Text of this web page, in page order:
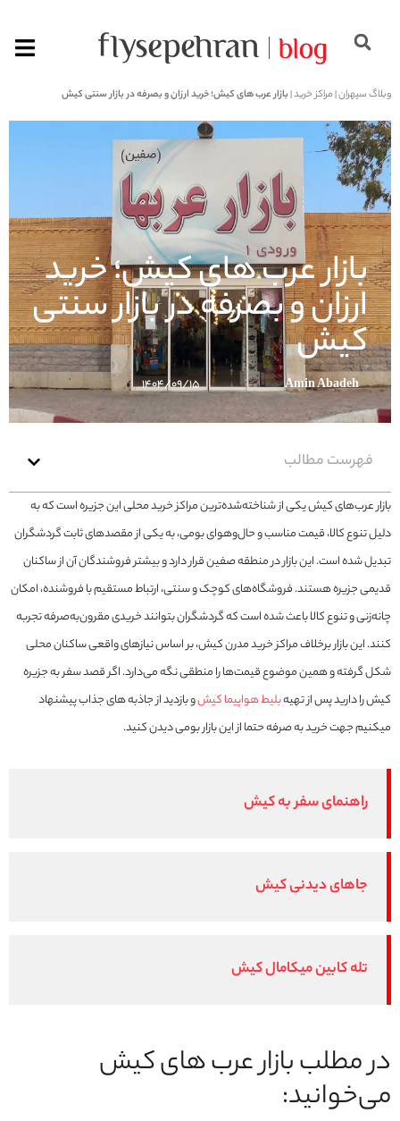
وبلاگ سپهران|مراکز خرید|بازار عرب‌ های کیش؛ خرید ارزان و بصرفه در بازار سنتی کیش
بازار عرب‌ های کیش؛ خرید
ارزان و بصرفه در بازار سنتی
کیش
Amin Abadeh ۱۴۰۴/۰۹/۱۵
فهرست مطالب
بازار عرب‌های کیش یکی از شناخته‌شده‌ترین مراکز خرید محلی این جزیره است که به
دلیل تنوع کالا، قیمت مناسب و حال‌و‌هوای بومی، به یکی از مقصدهای ثابت گردشگران
تبدیل شده است. این بازار در منطقه صفین قرار دارد و بیشتر فروشندگان آن از ساکنان
قدیمی جزیره هستند. فروشگاه‌های کوچک و سنتی، ارتباط مستقیم با فروشنده، امکان
چانه‌زنی و تنوع کالا باعث شده است که گردشگران بتوانند خریدی مقرون‌به‌صرفه تجربه
کنند. این بازار برخلاف مراکز خرید مدرن کیش، بر اساس نیازهای واقعی ساکنان محلی
شکل گرفته و همین موضوع قیمت‌ها را منطقی نگه می‌دارد. اگر قصد سفر به جزیره
کیش را دارید پس از تهیهبلیط هواپیما کیشو بازدید از جاذبه های جذاب پیشنهاد
میکنیم جهت خرید به صرفه حتما از این بازار بومی دیدن کنید.
راهنمای سفر به کیش
جاهای دیدنی کیش
تله کابین میکامال کیش
در مطلب بازار عرب‌ های کیش
می‌خوانید: